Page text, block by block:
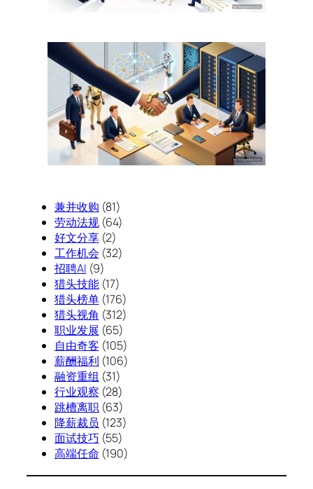
兼并收购 (81)
劳动法规(64)
好文分享(2)
工作机会 (32)
招聘AI (9)
猎头技能(17)
猎头榜单(176)
猎头视角 (312)
职业发展 (65)
自由奇客 (105)
薪酬福利 (106)
融资重组 (31)
行业观察 (28)
跳槽离职(63)
降薪裁员 (123)
面试技巧 (55)
高端任命 (190)